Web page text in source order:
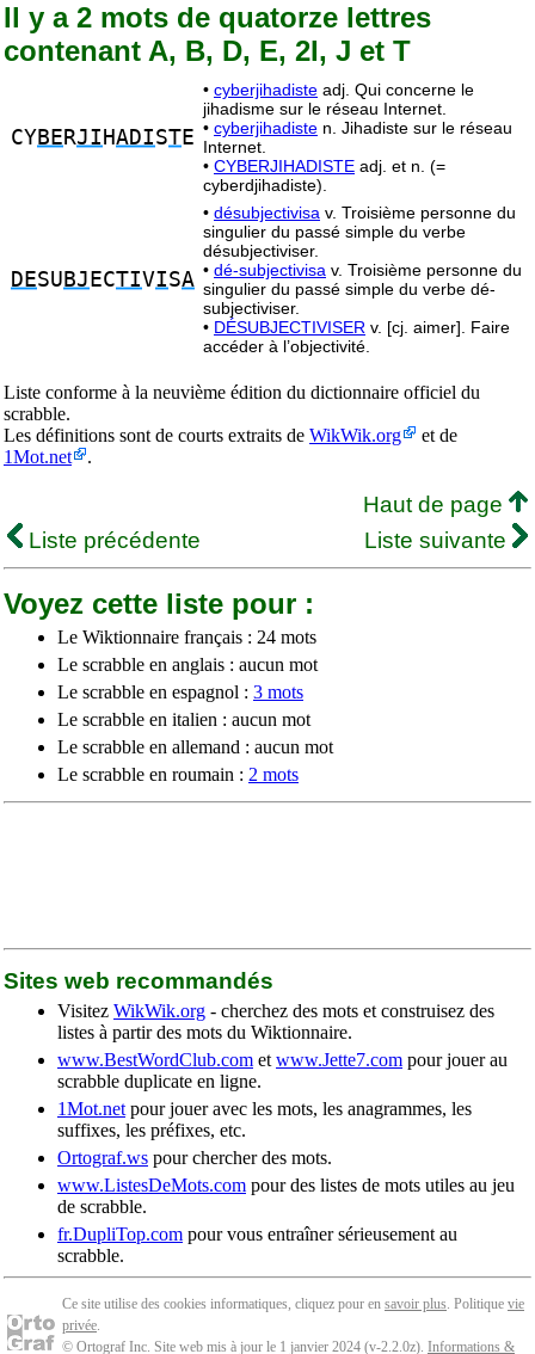
Il y a 2 mots de quatorze lettres
contenant A, B, D, E, 2I, J et T
CYBE RJI HADISTE
• cyberjihadiste adj. Qui concerne le
jihadisme sur le réseau Internet.
• cyberjihadiste n. Jihadiste sur le réseau
Internet.
• CYBERJIHADISTE adj. et n. (=
cyberdjihadiste).
DESU BJ ECTIVISA
• désubjectivisa v. Troisième personne du
singulier du passé simple du verbe
désubjectiviser.
• dé-subjectivisa v. Troisième personne du
singulier du passé simple du verbe dé-
subjectiviser.
• DÉSUBJECTIVISER v. [cj. aimer]. Faire
accéder à l’objectivité.
Liste conforme à la neuvième édition du dictionnaire officiel du
scrabble.
Les définitions sont de courts extraits de WikWik.org
et de
1Mot.net
.
Haut de page
Liste précédente
Liste suivante
Voyez cette liste pour :
Le Wiktionnaire français : 24 mots
Le scrabble en anglais : aucun mot
Le scrabble en espagnol : 3 mots
Le scrabble en italien : aucun mot
Le scrabble en allemand : aucun mot
Le scrabble en roumain : 2 mots
Sites web recommandés
Visitez WikWik.org - cherchez des mots et construisez des
listes à partir des mots du Wiktionnaire.
www.BestWordClub.com et www.Jette7.com pour jouer au
scrabble duplicate en ligne.
1Mot.net pour jouer avec les mots, les anagrammes, les
suffixes, les préfixes, etc.
Ortograf.ws pour chercher des mots.
www.ListesDeMots.com pour des listes de mots utiles au jeu
de scrabble.
fr.DupliTop.com pour vous entraîner sérieusement au
scrabble.
Ce site utilise des cookies informatiques, cliquez pour en savoir plus. Politique vie
privée.
© Ortograf Inc. Site web mis à jour le 1 janvier 2024 (v-2.2.0z). Informations &